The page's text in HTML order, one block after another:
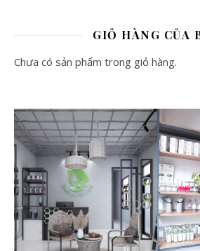
GIỎ HÀNG CỦA
Chưa có sản phẩm trong giỏ hàng.